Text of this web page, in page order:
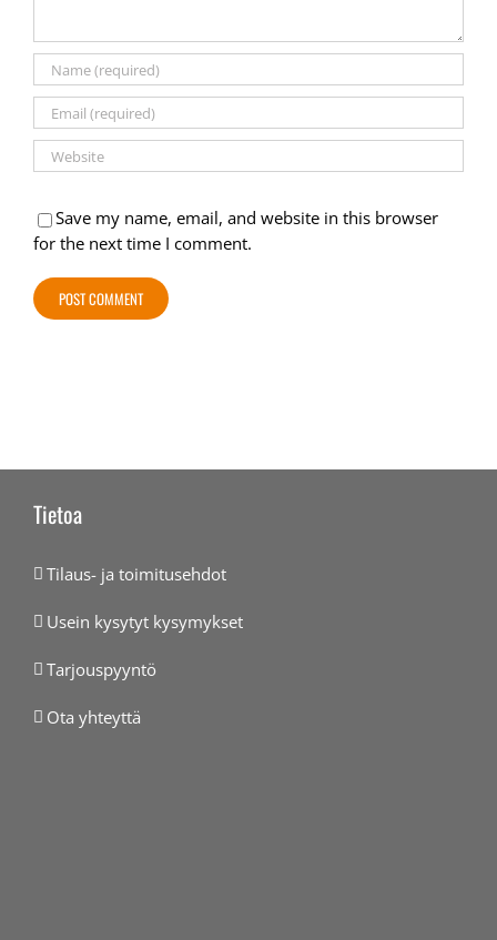
Save my name, email, and website in this browser
for the next time I comment.
Tietoa
Tilaus- ja toimitusehdot
Usein kysytyt kysymykset
Tarjouspyyntö
Ota yhteyttä